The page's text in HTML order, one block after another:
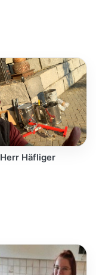
Herr Häfliger